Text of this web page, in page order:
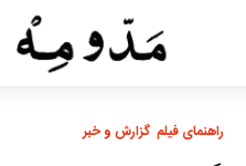
مد و مه
ادبیات
راهنمای فیلم‎ گزارش و خبر